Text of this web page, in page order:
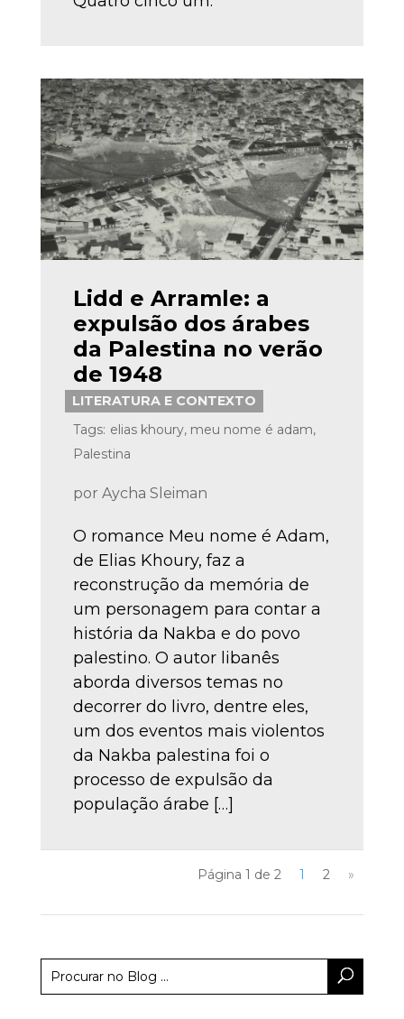
Lidd e Arramle: a
expulsão dos árabes
da Palestina no verão
de 1948
LITERATURA E CONTEXTO
Tags: elias khoury, meu nome é adam,
Palestina
por Aycha Sleiman
O romance Meu nome é Adam,
de Elias Khoury, faz a
reconstrução da memória de
um personagem para contar a
história da Nakba e do povo
palestino. O autor libanês
aborda diversos temas no
decorrer do livro, dentre eles,
um dos eventos mais violentos
da Nakba palestina foi o
processo de expulsão da
população árabe […]
Página 1 de 2 1 2 »